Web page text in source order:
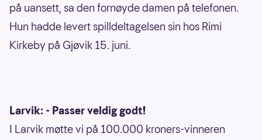
på uansett, sa den fornøyde damen på telefonen.
Hun hadde levert spilldeltagelsen sin hos Rimi
Kirkeby på Gjøvik 15. juni.
Larvik: - Passer veldig godt!
I Larvik møtte vi på 100.000 kroners-vinneren